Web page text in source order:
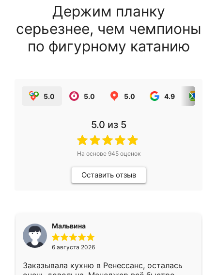
Держим планку
серьезнее, чем чемпионы
по фигурному катанию
5.0 5.0 5.0 4.9
5.0 из 5
На основе 945оценок
Оставить отзыв
Мальвина
6 августа 2026
Заказывала кухню в Ренессанс, осталась